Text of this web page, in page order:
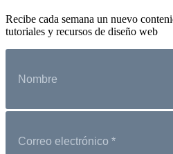
Recibe cada semana un nuevo
tutoriales y recursos de diseño web